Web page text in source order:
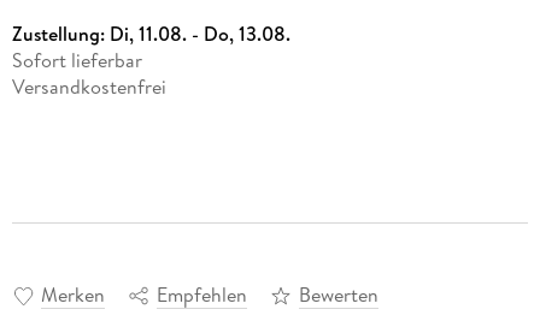
Zustellung: Di, 11.08. - Do, 13.08.
Sofort lieferbar
Versandkostenfrei
Merken Empfehlen Bewerten